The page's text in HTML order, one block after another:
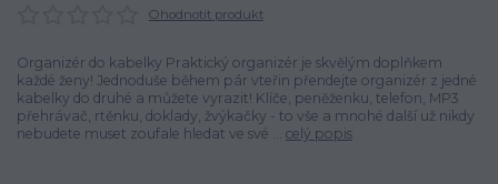
Ohodnotit produkt
Organizér do kabelky Praktický organizér je skvělým doplňkem
každé ženy! Jednoduše během pár vteřin přendejte organizér z jedné
kabelky do druhé a můžete vyrazit! Klíče, peněženku, telefon, MP3
přehrávač, rtěnku, doklady, žvýkačky - to vše a mnohé další už nikdy
nebudete muset zoufale hledat ve své ... celý popis